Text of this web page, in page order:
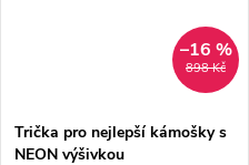
898 Kč
–16 %
Trička pro nejlepší kámošky s
NEON výšivkou